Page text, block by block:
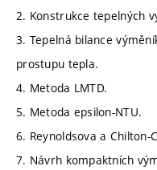
2. Konstrukce tepelných
3. Tepelná bilance
prostupu tepla.
4. Metoda LMTD.
5. Metoda epsilon-NTU.
6. Reynoldsova a Chilton-
7. Návrh kompaktních